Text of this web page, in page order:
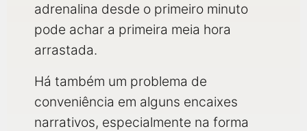
adrenalina desde o primeiro minuto
pode achar a primeira meia hora
arrastada.
Há também um problema de
conveniência em alguns encaixes
narrativos, especialmente na forma